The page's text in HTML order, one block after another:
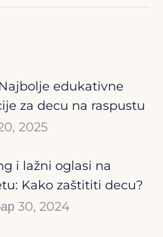
edukativne
za decu na raspustu
2025
i lažni oglasi na
Kako zaštititi decu?
30, 2024